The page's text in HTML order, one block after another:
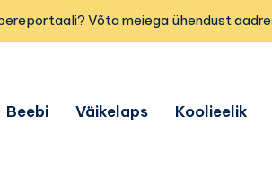
Võta meiega ühendust
Beebi Väikelaps Koolieelik